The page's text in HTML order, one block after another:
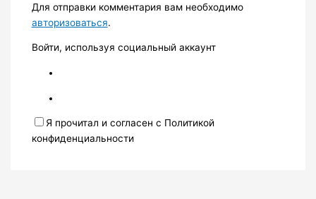
Для отправки комментария вам необходимо
авторизоваться.
Войти, используя социальный аккаунт
Я прочитал и согласен с Политикой
конфиденциальности